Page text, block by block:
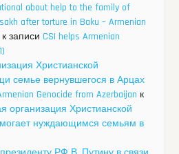
about help to the family of
after torture in Baku – Armenian
к записи CSI helps Armenian
Христианской
семье вернувшегося в Арцах
Genocide from Azerbaijan к
организация Христианской
нуждающимся семьям в